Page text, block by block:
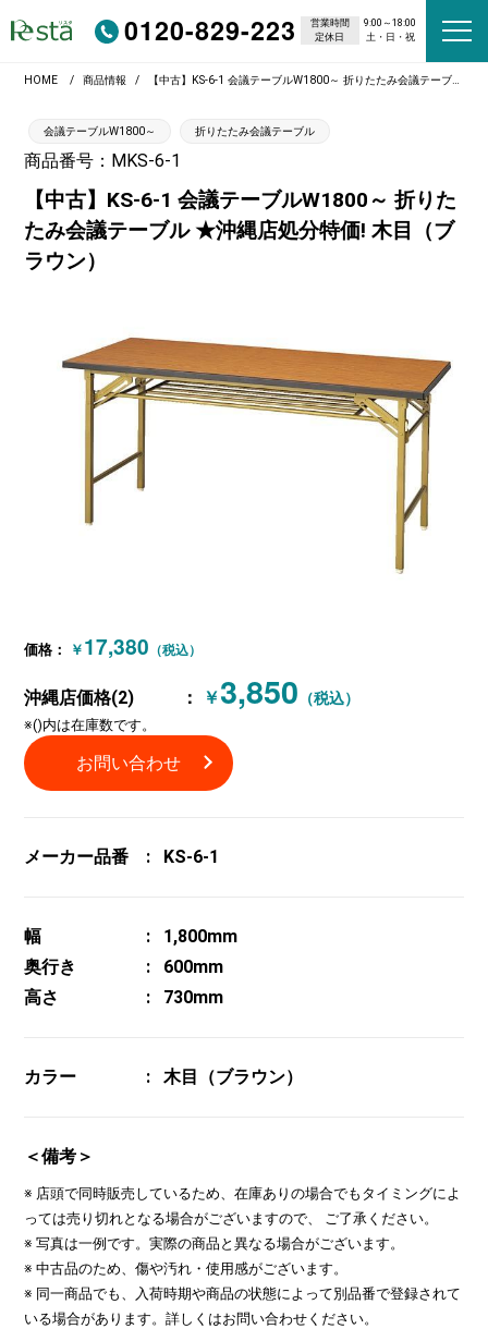
0120-829-223 営業時間
9:00～18:00
定休日
土・日・祝
HOME 商品情報 【中古】KS-6-1 会議テーブルW1800～ 折りたたみ会議テーブル ★沖縄店処分特価! 木目（ブラウン）
会議テーブルW1800～ 折りたたみ会議テーブル
商品番号：MKS-6-1
【中古】KS-6-1 会議テーブルW1800～ 折りた
たみ会議テーブル ★沖縄店処分特価! 木目（ブ
ラウン）
価格： ￥ 17,380 （税込）
沖縄店価格(2) ： ￥3,850 （税込）
※()内は在庫数です。
お問い合わせ
メーカー品番 KS-6-1
幅
1,800mm
奥行き
600mm
高さ
730mm
カラー 木目（ブラウン）
＜備考＞
※ 店頭で同時販売しているため、在庫ありの場合でもタイミングによ
っては売り切れとなる場合がございますので、 ご了承ください。
※ 写真は一例です。実際の商品と異なる場合がございます。
※ 中古品のため、傷や汚れ・使用感がございます。
※ 同一商品でも、入荷時期や商品の状態によって別品番で登録されて
いる場合があります。詳しくはお問い合わせください。